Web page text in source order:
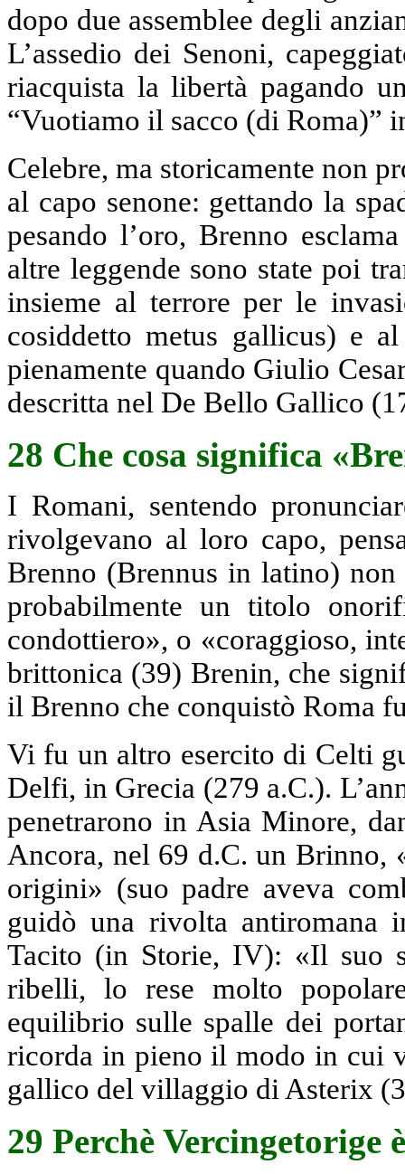
dopo due assemblee degli
L’assedio dei Senoni,
riacquista la libertà pagando
“Vuotiamo il sacco (di Roma)”
Celebre, ma storicamente non
al capo senone: gettando la
pesando l’oro, Brenno
altre leggende sono state poi
insieme al terrore per le
cosiddetto metus gallicus) e
pienamente quando Giulio
descritta nel De Bello Gallico
28 Che cosa significa
I Romani, sentendo
rivolgevano al loro capo,
Brenno (Brennus in latino)
probabilmente un titolo
condottiero», o «coraggioso,
brittonica (39) Brenin, che
il Brenno che conquistò Roma
Vi fu un altro esercito di Celti
Delfi, in Grecia (279 a.C.).
penetrarono in Asia Minore,
Ancora, nel 69 d.C. un
origini» (suo padre aveva
guidò una rivolta antiromana
Tacito (in Storie, IV): «Il suo
ribelli, lo rese molto
equilibrio sulle spalle dei
ricorda in pieno il modo in cui
gallico del villaggio di Asterix
29 Perchè Vercingetorige